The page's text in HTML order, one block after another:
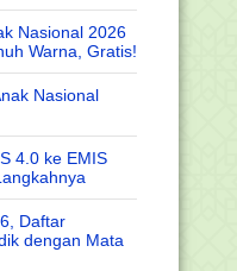
Nasional 2026
Warna, Gratis!
Nasional
4.0 ke EMIS
Daftar
dengan Mata